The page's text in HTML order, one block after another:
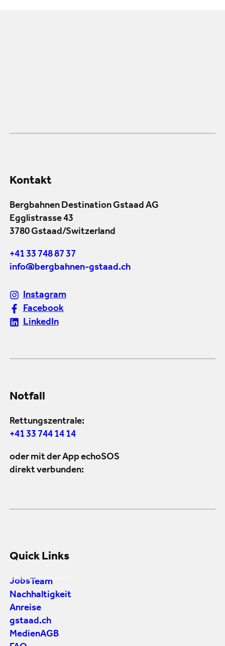
Kontakt
Bergbahnen Destination Gstaad AG
Egglistrasse 43
3780 Gstaad/Switzerland
+41 33 748 87 37
info@bergbahnen-gstaad.ch
Instagram
Facebook
LinkedIn
Notfall
Rettungszentrale:
+41 33 744 14 14
oder mit der App echoSOS
direkt verbunden:
Quick Links
Jobs Team
Nachhaltigkeit
Anreise
gstaad.ch
MedienAGB